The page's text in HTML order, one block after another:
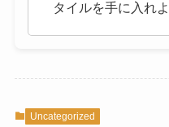
タイルを手に入れよ
Uncategorized